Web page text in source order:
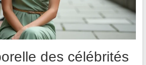
des célébrités